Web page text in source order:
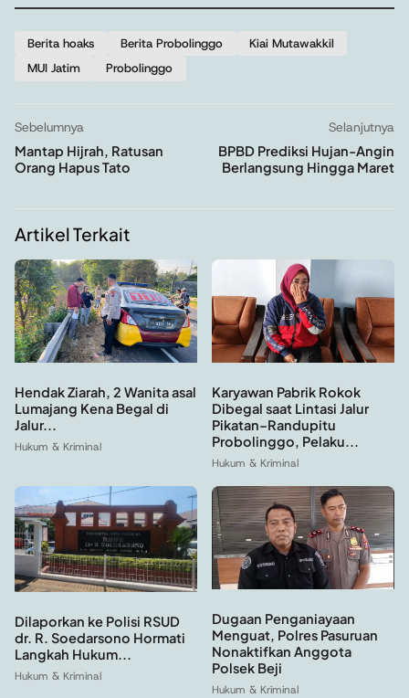
Berita hoaks Berita Probolinggo
Kiai Mutawakkil
MUI Jatim
Probolinggo
Sebelumnya
Mantap Hijrah, Ratusan
Orang Hapus Tato
Selanjutnya
BPBD Prediksi Hujan-Angin
Berlangsung Hingga Maret
Artikel Terkait
Hendak Ziarah, 2 Wanita asal
Lumajang Kena Begal di
Jalur...
Hukum & Kriminal
Karyawan Pabrik Rokok
Dibegal saat Lintasi Jalur
Pikatan–Randupitu
Probolinggo, Pelaku...
Hukum & Kriminal
Dilaporkan ke Polisi RSUD
dr. R. Soedarsono Hormati
Langkah Hukum...
Hukum & Kriminal
Dugaan Penganiayaan
Menguat, Polres Pasuruan
Nonaktifkan Anggota
Polsek Beji
Hukum & Kriminal